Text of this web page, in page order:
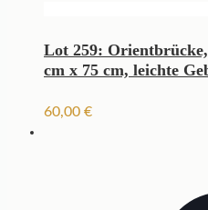
Lot 259:
cm x 75 cm, leichte
60,00 €